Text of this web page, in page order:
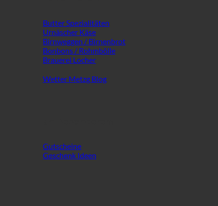
Butter Spezialitäten
Urnäscher Käse
Birnweggen / Birnenbrot
Bonbons / Rohmbölle
Brauerei Locher
Wetter Metzg Blog
Gutscheine
Geschenk Ideen